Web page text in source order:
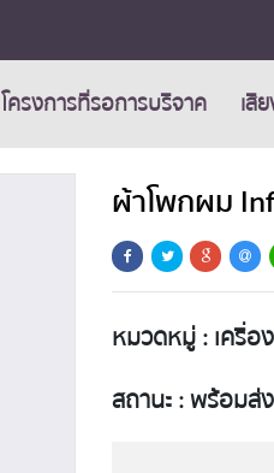
โครงการที่รอการบริจาค เสี
ผ้าโพกผม
หมวดหมู่ : เครื่อ
สถานะ : พร้อมส่ง